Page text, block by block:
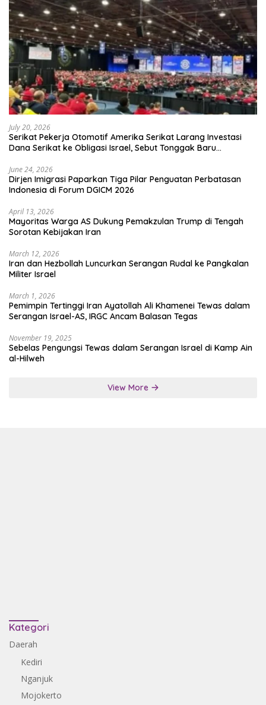
July 20, 2026
Serikat Pekerja Otomotif Amerika Serikat Larang Investasi
Dana Serikat ke Obligasi Israel, Sebut Tonggak Baru
June 24, 2026
Dirjen Imigrasi Paparkan Tiga Pilar Penguatan Perbatasan
Indonesia di Forum DGICM 2026
April 13, 2026
Mayoritas Warga AS Dukung Pemakzulan Trump di Tengah
Sorotan Kebijakan Iran
March 12, 2026
Iran dan Hezbollah Luncurkan Serangan Rudal ke Pangkalan
Militer Israel
March 1, 2026
Pemimpin Tertinggi Iran Ayatollah Ali Khamenei Tewas dalam
Serangan Israel-AS, IRGC Ancam Balasan Tegas
November 19, 2025
Sebelas Pengungsi Tewas dalam Serangan Israel di Kamp Ain
al-Hilweh
View More
Kategori
Daerah
Kediri
Nganjuk
Mojokerto